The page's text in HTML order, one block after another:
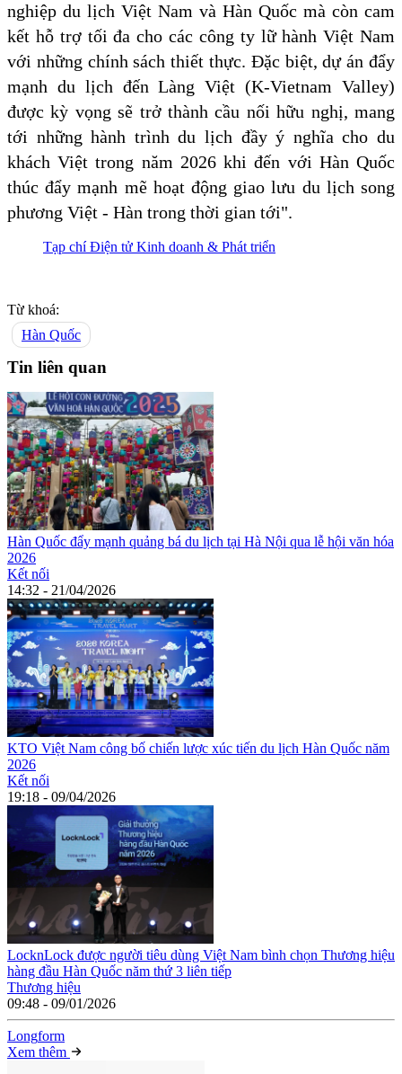
nghiệp du lịch Việt Nam và Hàn Quốc mà còn cam
kết hỗ trợ tối đa cho các công ty lữ hành Việt Nam
với những chính sách thiết thực. Đặc biệt, dự án đẩy
mạnh du lịch đến Làng Việt (K-Vietnam Valley)
được kỳ vọng sẽ trở thành cầu nối hữu nghị, mang
tới những hành trình du lịch đầy ý nghĩa cho du
khách Việt trong năm 2026 khi đến với Hàn Quốc
thúc đẩy mạnh mẽ hoạt động giao lưu du lịch song
phương Việt - Hàn trong thời gian tới".
Tạp chí Điện tử Kinh doanh & Phát triển
Từ khoá:
Hàn Quốc
Tin liên quan
Hàn Quốc đẩy mạnh quảng bá du lịch tại Hà Nội qua lễ hội văn hóa
2026
Kết nối
14:32 - 21/04/2026
KTO Việt Nam công bố chiến lược xúc tiến du lịch Hàn Quốc năm
2026
Kết nối
19:18 - 09/04/2026
LocknLock được người tiêu dùng Việt Nam bình chọn Thương hiệu
hàng đầu Hàn Quốc năm thứ 3 liên tiếp
Thương hiệu
09:48 - 09/01/2026
Longform
Xem thêm